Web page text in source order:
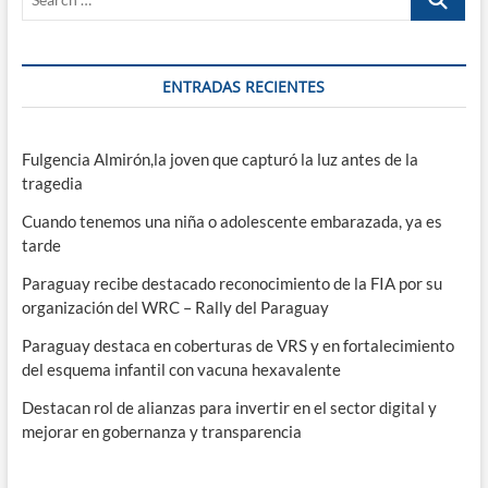
ENTRADAS RECIENTES
Fulgencia Almirón,la joven que capturó la luz antes de la
tragedia
Cuando tenemos una niña o adolescente embarazada, ya es
tarde
Paraguay recibe destacado reconocimiento de la FIA por su
organización del WRC – Rally del Paraguay
Paraguay destaca en coberturas de VRS y en fortalecimiento
del esquema infantil con vacuna hexavalente
Destacan rol de alianzas para invertir en el sector digital y
mejorar en gobernanza y transparencia